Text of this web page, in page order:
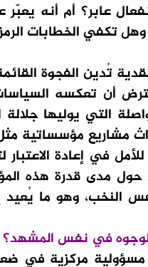
عابر؟ أم أنه يعبّر
تكفي الخطابات
تُدين الفجوة
أن تعكسه
التي يوليها
مشاريع مؤسساتية
في إعادة الاعتبار
مدى قدرة هذه
النخب، وهو ما يُعيد
في نفس المشهد؟
مركزية في